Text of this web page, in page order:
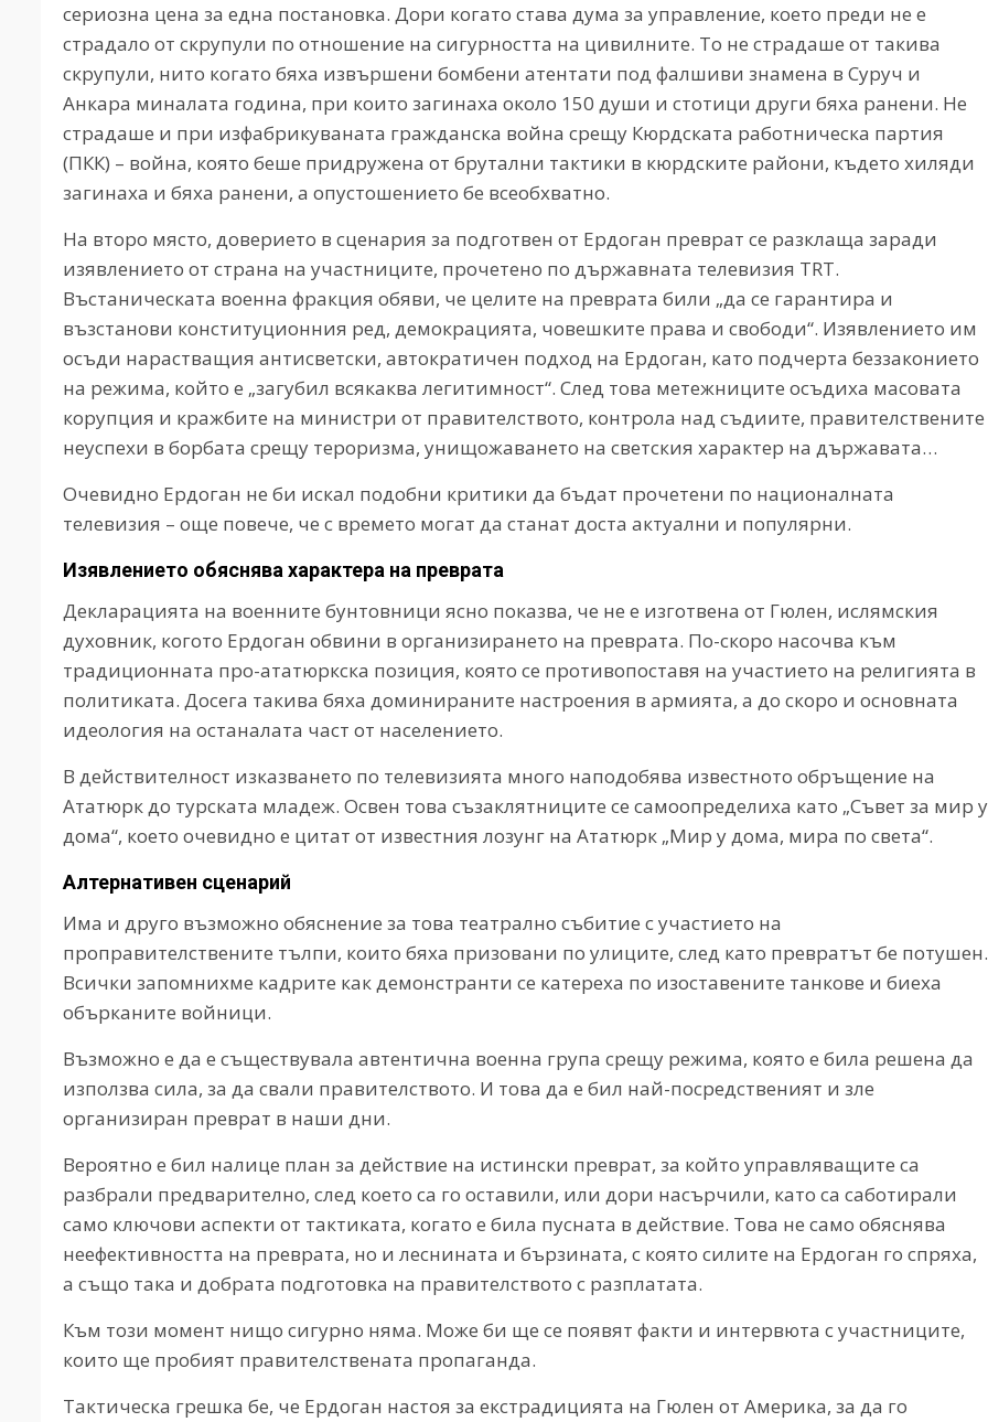
сериозна цена за една постановка. Дори когато става дума за управление, което преди не е
страдало от скрупули по отношение на сигурността на цивилните. То не страдаше от такива
скрупули, нито когато бяха извършени бомбени атентати под фалшиви знамена в Суруч и
Анкара миналата година, при които загинаха около 150 души и стотици други бяха ранени. Не
страдаше и при изфабрикуваната гражданска война срещу Кюрдската работническа партия
(ПКК) – война, която беше придружена от брутални тактики в кюрдските райони, където хиляди
загинаха и бяха ранени, а опустошението бе всеобхватно.
На второ място, доверието в сценария за подготвен от Ердоган преврат се разклаща заради
изявлението от страна на участниците, прочетено по държавната телевизия TRT.
Въстаническата военна фракция обяви, че целите на преврата били „да се гарантира и
възстанови конституционния ред, демокрацията, човешките права и свободи“. Изявлението им
осъди нарастващия антисветски, автократичен подход на Ердоган, като подчерта беззаконието
на режима, който е „загубил всякаква легитимност“. След това метежниците осъдиха масовата
корупция и кражбите на министри от правителството, контрола над съдиите, правителствените
неуспехи в борбата срещу тероризма, унищожаването на светския характер на държавата…
Очевидно Ердоган не би искал подобни критики да бъдат прочетени по националната
телевизия – още повече, че с времето могат да станат доста актуални и популярни.
Изявлението обяснява характера на преврата
Декларацията на военните бунтовници ясно показва, че не е изготвена от Гюлен, ислямския
духовник, когото Ердоган обвини в организирането на преврата. По-скоро насочва към
традиционната про-ататюркска позиция, която се противопоставя на участието на религията в
политиката. Досега такива бяха доминираните настроения в армията, а до скоро и основната
идеология на останалата част от населението.
В действителност изказването по телевизията много наподобява известното обръщение на
Ататюрк до турската младеж. Освен това съзаклятниците се самоопределиха като „Съвет за мир у
дома“, което очевидно е цитат от известния лозунг на Ататюрк „Мир у дома, мира по света“.
Алтернативен сценарий
Има и друго възможно обяснение за това театрално събитие с участието на
проправителствените тълпи, които бяха призовани по улиците, след като превратът бе потушен.
Всички запомнихме кадрите как демонстранти се катереха по изоставените танкове и биеха
обърканите войници.
Възможно е да е съществувала автентична военна група срещу режима, която е била решена да
използва сила, за да свали правителството. И това да е бил най-посредственият и зле
организиран преврат в наши дни.
Вероятно е бил налице план за действие на истински преврат, за който управляващите са
разбрали предварително, след което са го оставили, или дори насърчили, като са саботирали
само ключови аспекти от тактиката, когато е била пусната в действие. Това не само обяснява
неефективността на преврата, но и леснината и бързината, с която силите на Ердоган го спряха,
а също така и добрата подготовка на правителството с разплатата.
Към този момент нищо сигурно няма. Може би ще се появят факти и интервюта с участниците,
които ще пробият правителствената пропаганда.
Тактическа грешка бе, че Ердоган настоя за екстрадицията на Гюлен от Америка, за да го